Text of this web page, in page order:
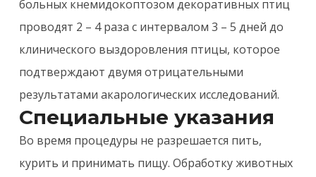
больных кнемидокоптозом декоративных птиц
проводят 2 – 4 раза с интервалом 3 – 5 дней до
клинического выздоровления птицы, которое
подтверждают двумя отрицательными
результатами акарологических исследований.
Специальные указания
Во время процедуры не разрешается пить,
курить и принимать пищу. Обработку животных